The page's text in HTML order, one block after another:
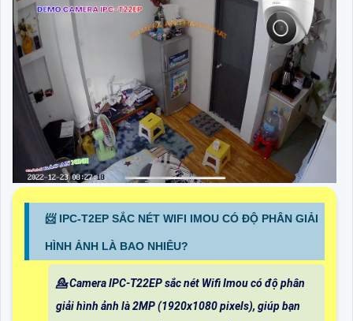
📨 IPC-T2EP SẮC NÉT WIFI IMOU CÓ ĐỘ PHÂN GIẢI
HÌNH ẢNH LÀ BAO NHIÊU?
💁 Camera IPC-T22EP sắc nét Wifi Imou có độ phân
giải hình ảnh là 2MP (1920x1080 pixels), giúp bạn